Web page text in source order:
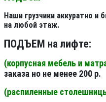
Наши грузчики аккуратно
на любой этаж.
ПОДЪЕМ на лифте:
(корпусная мебель и
заказа но не менее 200 р.
(распиленные